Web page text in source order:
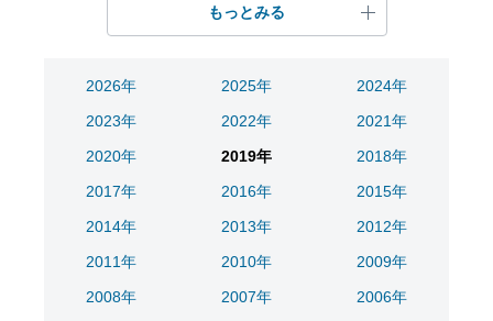
もっとみる
2026年 2025年
2024年
2023年
2022年
2021年
2020年
2019年
2018年
2017年
2016年
2015年
2014年
2013年
2012年
2011年
2010年
2009年
2008年
2007年
2006年